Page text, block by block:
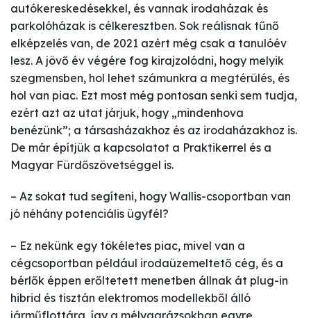
autókereskedésekkel, és vannak irodaházak és
parkolóházak is célkeresztben. Sok reálisnak tűnő
elképzelés van, de 2021 azért még csak a tanulóév
lesz. A jövő év végére fog kirajzolódni, hogy melyik
szegmensben, hol lehet számunkra a megtérülés, és
hol van piac. Ezt most még pontosan senki sem tudja,
ezért azt az utat járjuk, hogy „mindenhova
benézünk”; a társasházakhoz és az irodaházakhoz is.
De már építjük a kapcsolatot a Praktikerrel és a
Magyar Fürdőszövetséggel is.
– Az sokat tud segíteni, hogy Wallis-csoportban van
jó néhány potenciális ügyfél?
– Ez nekünk egy tökéletes piac, mivel van a
cégcsoportban például irodaüzemeltető cég, és a
bérlők éppen erőltetett menetben állnak át plug-in
hibrid és tisztán elektromos modellekből álló